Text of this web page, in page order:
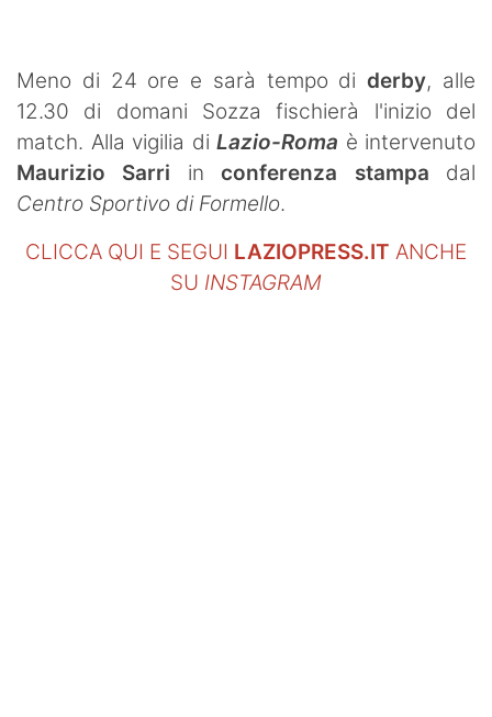
Meno di 24 ore e sarà tempo di derby, alle
12.30 di domani Sozza fischierà l'inizio del
match. Alla vigilia di Lazio-Roma è intervenuto
Maurizio Sarri inconferenza stampa dal
Centro Sportivo di Formello.
CLICCA QUI E SEGUI LAZIOPRESS.IT ANCHE
SU INSTAGRAM